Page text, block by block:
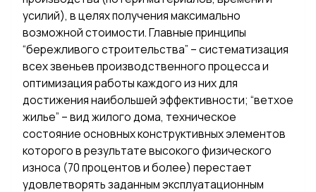
усилий), в целях получения максимально
возможной стоимости. Главные принципы
“бережливого строительства” – систематизация
всех звеньев производственного процесса и
оптимизация работы каждого из них для
достижения наибольшей эффективности; “ветхое
жилье” – вид жилого дома, техническое
состояние основных конструктивных элементов
которого в результате высокого физического
износа (70 процентов и более) перестает
удовлетворять заданным эксплуатационным